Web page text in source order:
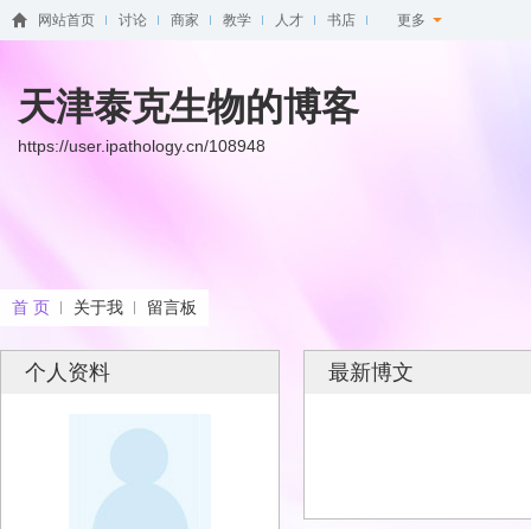
网站首页 讨论 商家 教学 人才 书店 更多
天津泰克生物的博客
https://user.ipathology.cn/108948
首 页 关于我 留言板
个人资料 最新博文